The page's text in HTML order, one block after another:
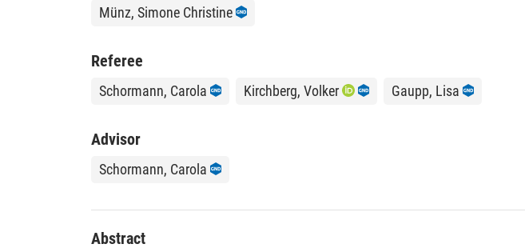
Münz, Simone Christine
Referee
Schormann, Carola Kirchberg, Volker Gaupp, Lisa
Advisor
Schormann, Carola
Abstract